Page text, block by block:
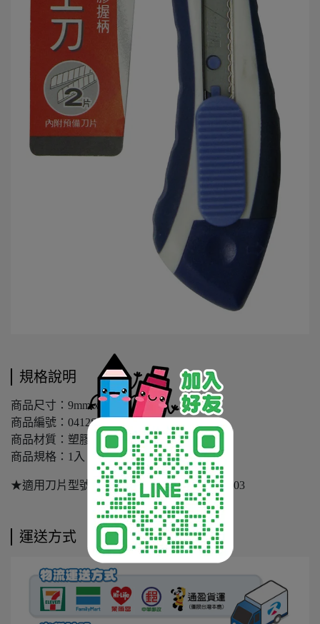
規格說明
商品尺寸：9mm x 80mm
商品編號：0412S
商品材質：塑膠(ABS)、合金鋼(SK2+Cr)
商品規格：1入
★適用刀片型號：型號NO.1403、型號NO.1503
運送方式